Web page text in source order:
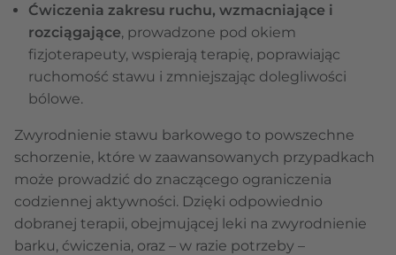
Ćwiczenia zakresu ruchu, wzmacniające i
rozciągające, prowadzone pod okiem
fizjoterapeuty, wspierają terapię, poprawiając
ruchomość stawu i zmniejszając dolegliwości
bólowe.
Zwyrodnienie stawu barkowego to powszechne
schorzenie, które w zaawansowanych przypadkach
może prowadzić do znaczącego ograniczenia
codziennej aktywności. Dzięki odpowiednio
dobranej terapii, obejmującej leki na zwyrodnienie
barku, ćwiczenia, oraz – w razie potrzeby –